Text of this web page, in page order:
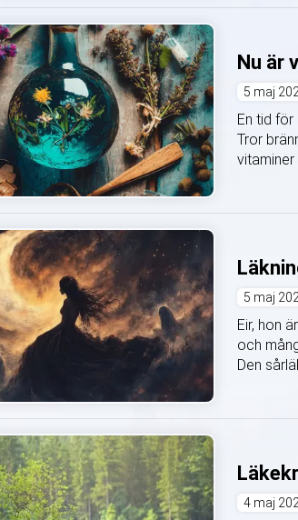
Nu är
5 maj
En tid
Tror
vitaminer
5 maj
Eir, hon
och
Den
4 maj